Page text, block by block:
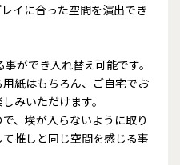
イに合った空間を演出でき
ができ入れ替え可能です。
紙はもちろん、ご自宅でお
みいただけます。
、埃が入らないように取り
推しと同じ空間を感じる事